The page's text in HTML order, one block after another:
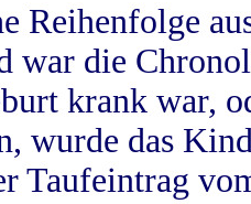
Reihenfolge
war die
krank war,
wurde das
Taufeintrag